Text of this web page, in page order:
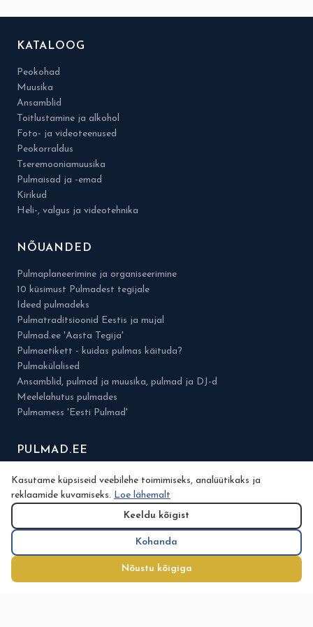
KATALOOG
Peokohad
Muusika
Ansamblid
Toitlustamine ja alkohol
Foto- ja videoteenused
Peokorraldus
Tseremooniamuusika
Pulmaisad ja -emad
Kirikud
Heli-, valgus ja videotehnika
NÕUANDED
Pulmaplaneerimine ja organiseerimine
10 küsimust Pulmadest tegijale
Ideed pulmadeks
Pulmatraditsioonid Eestis ja mujal
Pulmad.ee 'Aasta Tegija'
Pulmaetikett - kuidas pulmas käituda?
Pulmakülalised
Ansamblid, pulmad ja muusika, pulmad ja DJ-d
Meelelahutus pulmades
Pulmamess 'Eesti Pulmad'
PULMAD.EE
Meist
Kontaktid
Kataloog
Minu konto
Kasutame küpsiseid veebilehe toimimiseks, analüütikaks ja
reklaamide kuvamiseks. Loe lähemalt
Keeldu kõigist
Kohanda
Nõustu kõigiga